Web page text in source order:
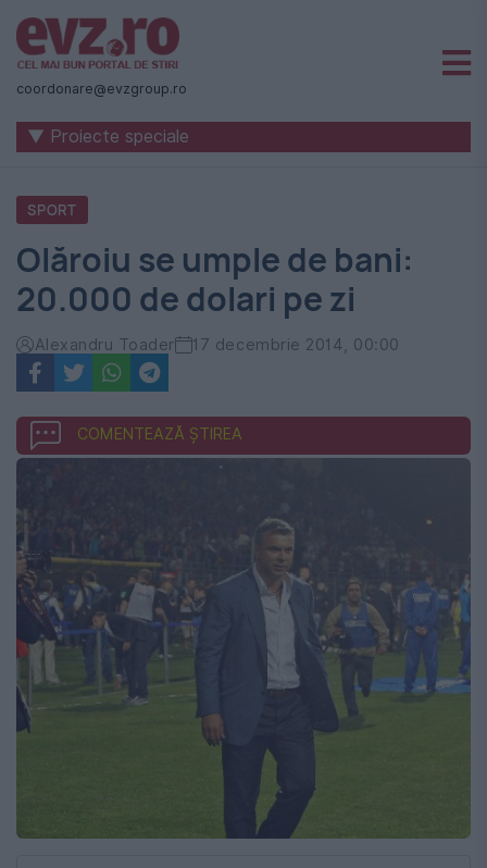
Știri
naționale
internaționale
România
-
Evenimentul
Zilei
coordonare@evzgroup.ro
▼ Proiecte speciale
SPORT
Olăroiu se umple de bani:
20.000 de dolari pe zi
Alexandru Toader 17 decembrie 2014, 00:00
COMENTEAZĂ ȘTIREA